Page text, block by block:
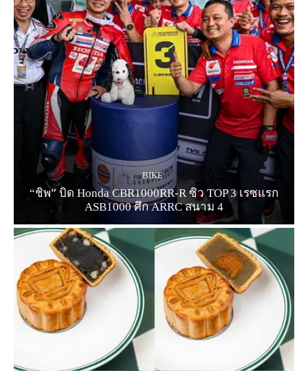
BIKE
“ชิพ” บิด Honda CBR1000RR-R ซิว TOP 3 เรซแรก
ASB1000 ศึก ARRC สนาม 4